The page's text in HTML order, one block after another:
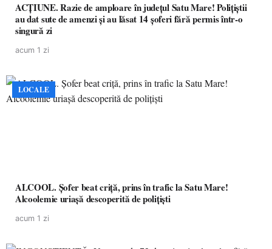
ACȚIUNE. Razie de amploare în județul Satu Mare! Polițiștii
au dat sute de amenzi și au lăsat 14 șoferi fără permis într-o
singură zi
acum 1 zi
LOCALE
ALCOOL. Șofer beat criță, prins în trafic la Satu Mare!
Alcoolemie uriașă descoperită de polițiști
acum 1 zi